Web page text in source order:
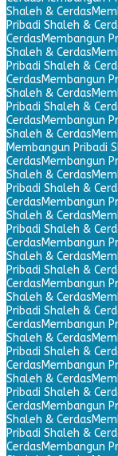
Shaleh & Cerdas
Pribadi Shaleh &
CerdasMembangun
Shaleh & Cerdas
Pribadi Shaleh &
CerdasMembangun
Shaleh & Cerdas
Pribadi Shaleh &
CerdasMembangun
Shaleh & Cerdas
Membangun Pribadi
CerdasMembangun
Shaleh & Cerdas
Pribadi Shaleh &
CerdasMembangun
Shaleh & Cerdas
Pribadi Shaleh &
CerdasMembangun
Shaleh & Cerdas
Pribadi Shaleh &
CerdasMembangun
Shaleh & Cerdas
Pribadi Shaleh &
CerdasMembangun
Shaleh & Cerdas
Pribadi Shaleh &
CerdasMembangun
Shaleh & Cerdas
Pribadi Shaleh &
CerdasMembangun
Shaleh & Cerdas
Pribadi Shaleh &
CerdasMembangun